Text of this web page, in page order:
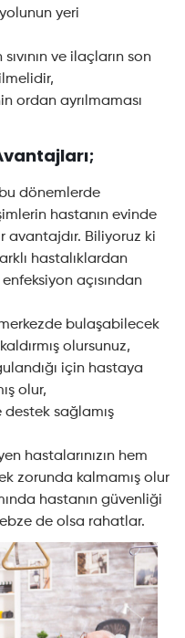
yeri
ve ilaçların son
ordan ayrılmaması
dönemlerde
hastanın evinde
avantajdır. Biliyoruz ki
hastalıklardan
açısından
bulaşabilecek
olursunuz,
için hastaya
olur,
destek sağlamış
hastalarınızın hem
zorunda kalmamış olur
hastanın güvenliği
de olsa rahatlar.